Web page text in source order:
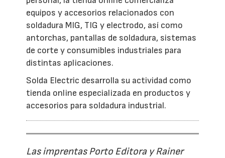
equipos y accesorios relacionados con
soldadura MIG, TIG y electrodo, así como
antorchas, pantallas de soldadura, sistemas
de corte y consumibles industriales para
distintas aplicaciones.
Solda Electric desarrolla su actividad como
tienda online especializada en productos y
accesorios para soldadura industrial.
Las imprentas Porto Editora y Rainer